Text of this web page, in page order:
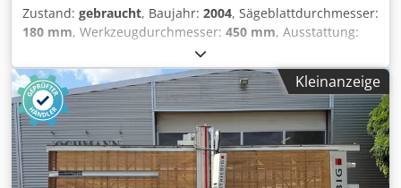
Zustand: gebraucht, Baujahr: 2004, Sägeblattdurchmesser:
180 mm, Werkzeugdurchmesser: 450 mm, Ausstattung:
, TECHNISCHE DETAILS Sägewagen Max.
Sägeblattüberstand: 125 mm Anzahl Greifer: 11 Max.
Vorschubgeschwindigkeit: 80 m/min Max.
Werkzeugdurchmesser: 450 mm Credpfx Aozmtm Uoixef
Motorleistung: 21 kW Vorritzer Max.
Sägeblattdurchmesser: 180 mm Motorleistung: 2,2 kW
Max. Vorschubgeschwindigkeit: 150 m/min AUSSTATTUNG
Hubtisch Vorritzeinheit Barcode-Etikettendrucker Die
Kleinanzeige